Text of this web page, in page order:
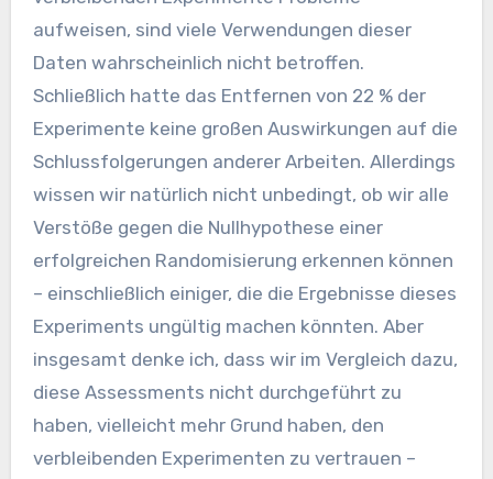
aufweisen, sind viele Verwendungen dieser
Daten wahrscheinlich nicht betroffen.
Schließlich hatte das Entfernen von 22 % der
Experimente keine großen Auswirkungen auf die
Schlussfolgerungen anderer Arbeiten. Allerdings
wissen wir natürlich nicht unbedingt, ob wir alle
Verstöße gegen die Nullhypothese einer
erfolgreichen Randomisierung erkennen können
– einschließlich einiger, die die Ergebnisse dieses
Experiments ungültig machen könnten. Aber
insgesamt denke ich, dass wir im Vergleich dazu,
diese Assessments nicht durchgeführt zu
haben, vielleicht mehr Grund haben, den
verbleibenden Experimenten zu vertrauen –